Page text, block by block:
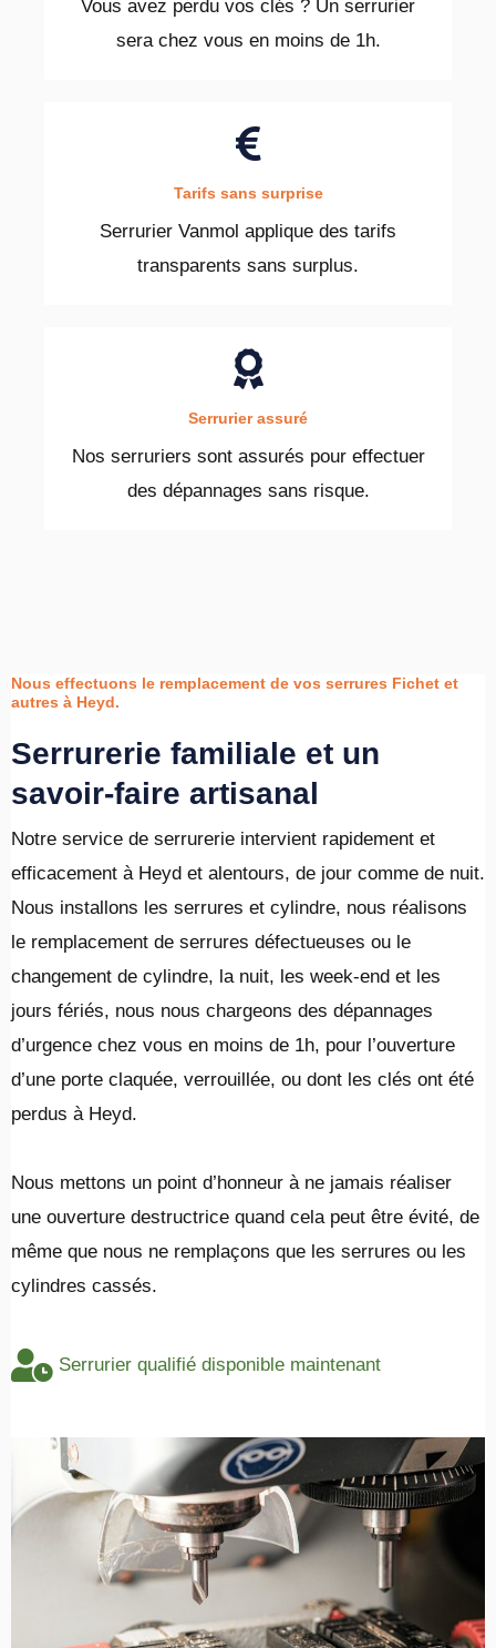
Vous avez perdu vos clés ? Un serrurier
sera chez vous en moins de 1h.
Tarifs sans surprise
Serrurier Vanmol applique des tarifs
transparents sans surplus.
Serrurier assuré
Nos serruriers sont assurés pour effectuer
des dépannages sans risque.
Nous effectuons le remplacement de vos serrures Fichet et
autres à Heyd.
Serrurerie familiale et un
savoir-faire artisanal
Notre service de serrurerie intervient rapidement et
efficacement à Heyd et alentours, de jour comme de nuit.
Nous installons les serrures et cylindre, nous réalisons
le remplacement de serrures défectueuses ou le
changement de cylindre, la nuit, les week-end et les
jours fériés, nous nous chargeons des dépannages
d’urgence chez vous en moins de 1h, pour l’ouverture
d’une porte claquée, verrouillée, ou dont les clés ont été
perdus à Heyd.
​Nous mettons un point d’honneur à ne jamais réaliser
une ouverture destructrice quand cela peut être évité, de
même que nous ne remplaçons que les serrures ou les
cylindres cassés.
Serrurier qualifié disponible maintenant